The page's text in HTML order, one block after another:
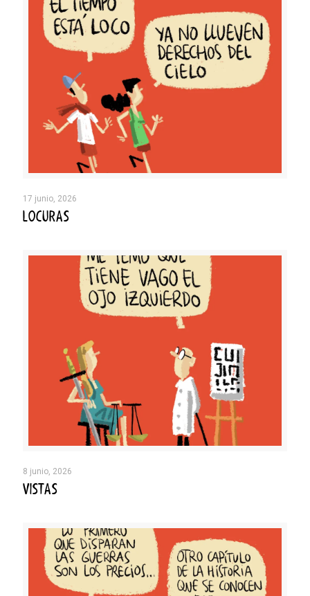
17 junio, 2026
LOCURAS
8 junio, 2026
VISTAS